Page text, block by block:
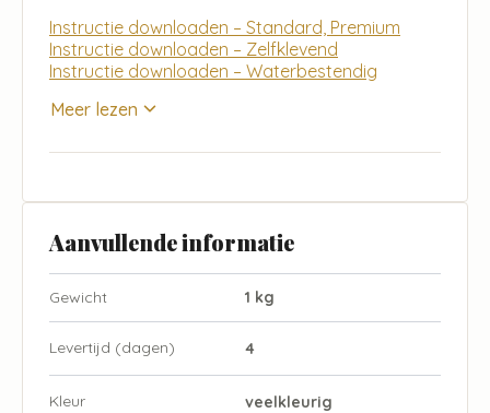
Instructie downloaden – Standard, Premium
Instructie downloaden – Zelfklevend
Instructie downloaden – Waterbestendig
Meer lezen
Aanvullende informatie
Gewicht 1 kg
Levertijd (dagen) 4
Kleur veelkleurig